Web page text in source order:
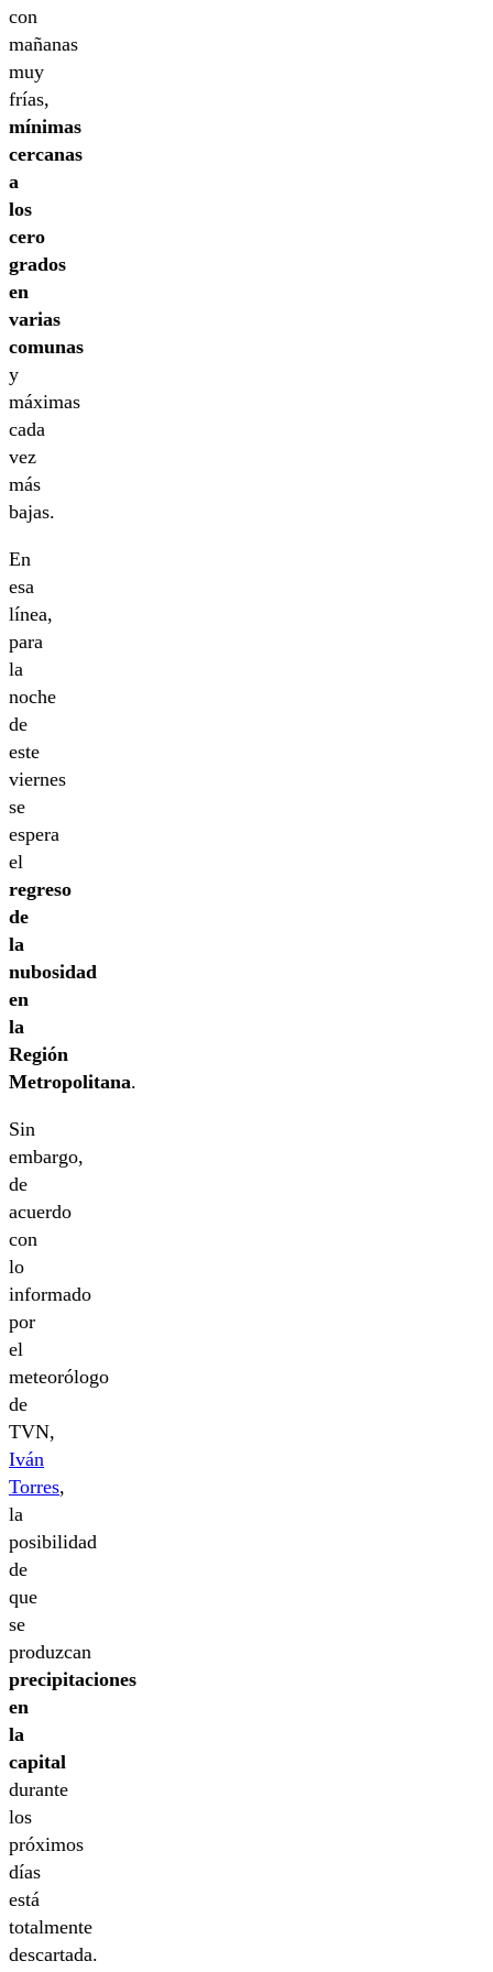
con
mañanas
muy
frías,
mínimas
cercanas
a
los
cero
grados
en
varias
comunas
y
máximas
cada
vez
más
bajas.
En
esa
línea,
para
la
noche
de
este
viernes
se
espera
el
regreso
de
la
nubosidad
en
la
Región
Metropolitana.
Sin
embargo,
de
acuerdo
con
lo
informado
por
el
meteorólogo
de
TVN,
Iván
Torres,
la
posibilidad
de
que
se
produzcan
precipitaciones
en
la
capital
durante
los
próximos
días
está
totalmente
descartada.